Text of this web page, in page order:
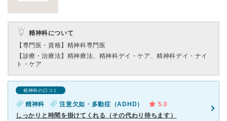
精神科について
【専門医・資格】 精神科専門医
【診療・治療法】 精神療法、精神科デイ・ケア、精神科デイ・ナイ
ト・ケア
精神科の口コミ
精神科 注意欠如・多動症（ADHD）
5.0
しっかりと時間を掛けてくれる（その代わり待ちます）